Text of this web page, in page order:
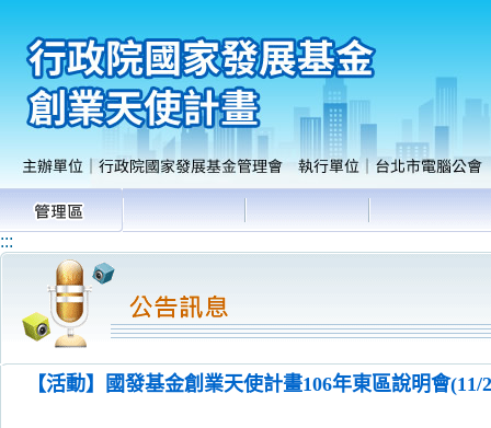
:::
【活動】國發基金創業天使計畫106年東區說明會